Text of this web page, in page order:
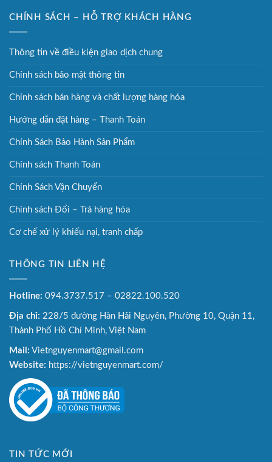
CHÍNH SÁCH – HỖ TRỢ KHÁCH HÀNG
Thông tin về điều kiện giao dịch chung
Chính sách bảo mật thông tin
Chính sách bán hàng và chất lượng hàng hóa
Hướng dẫn đặt hàng – Thanh Toán
Chính Sách Bảo Hành Sản Phẩm
Chính sách Thanh Toán
Chính Sách Vận Chuyển
Chính sách Đổi – Trả hàng hóa
Cơ chế xử lý khiếu nại, tranh chấp
THÔNG TIN LIÊN HỆ
Hotline: 094.3737.517 – 02822.100.520
Địa chỉ: 228/5 đường Hàn Hải Nguyên, Phường 10, Quận 11,
Thành Phố Hồ Chí Minh, Việt Nam
Mail: Vietnguyenmart@gmail.com
Website: https://vietnguyenmart.com/
TIN TỨC MỚI